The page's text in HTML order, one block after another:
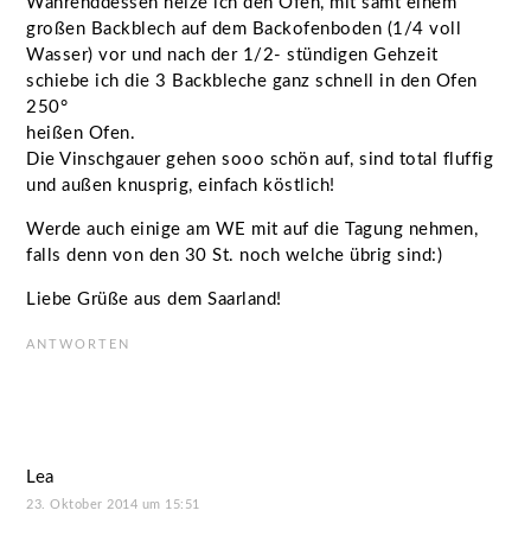
großen Backblech auf dem Backofenboden (1/4 voll
Wasser) vor und nach der 1/2- stündigen Gehzeit
schiebe ich die 3 Backbleche ganz schnell in den Ofen
250°
heißen Ofen.
Die Vinschgauer gehen sooo schön auf, sind total fluffig
und außen knusprig, einfach köstlich!
Werde auch einige am WE mit auf die Tagung nehmen,
falls denn von den 30 St. noch welche übrig sind:)
Liebe Grüße aus dem Saarland!
ANTWORTEN
Lea
23. Oktober 2014 um 15:51